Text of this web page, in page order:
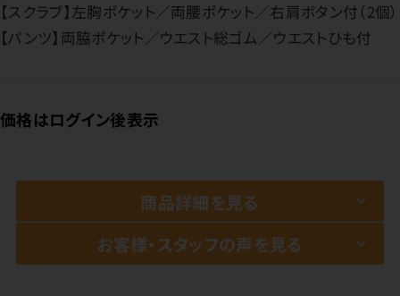
【スクラブ】左胸ポケット／両腰ポケット／右肩ボタン付（2個）
【パンツ】両脇ポケット／ウエスト総ゴム／ウエストひも付
価格はログイン後表示
商品詳細を見る
お客様・スタッフの声を見る